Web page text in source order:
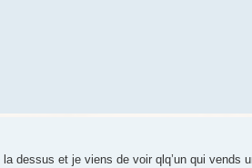
dessus et je viens de voir qlq’un qui vends